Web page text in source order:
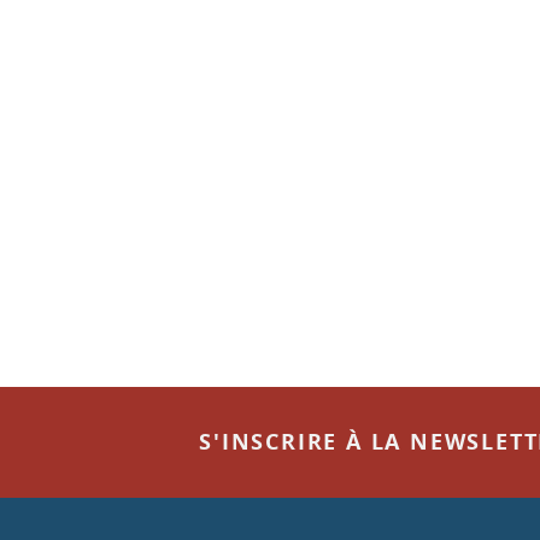
S'INSCRIRE À LA